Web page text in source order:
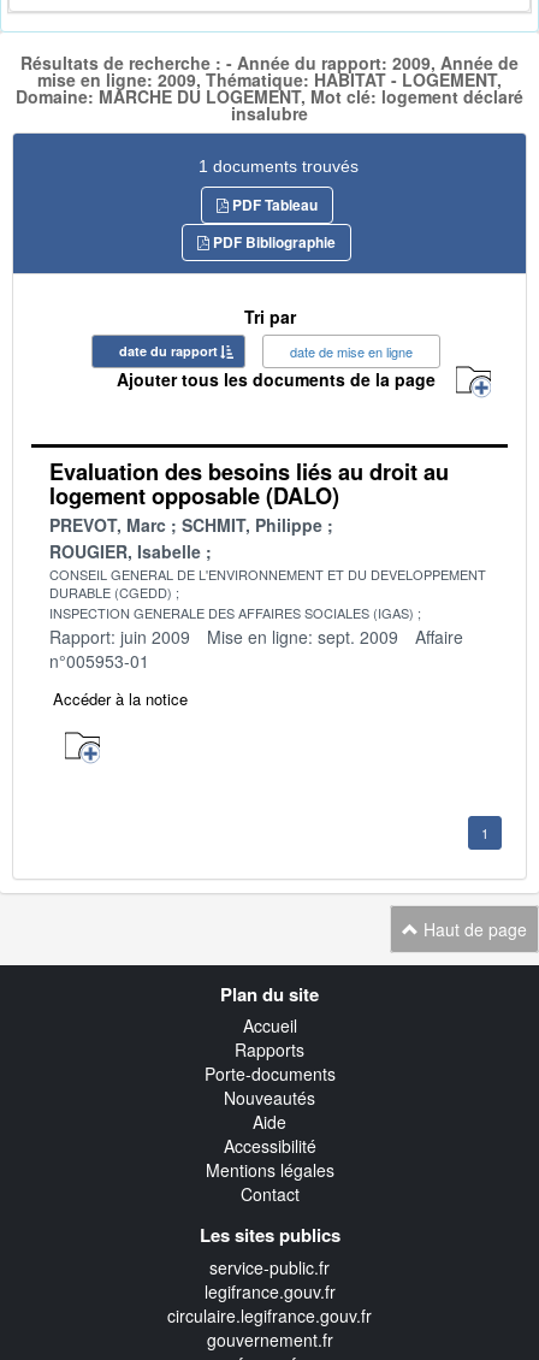
Résultats de recherche : - Année du rapport: 2009, Année de
mise en ligne: 2009, Thématique: HABITAT - LOGEMENT,
Domaine: MARCHE DU LOGEMENT, Mot clé: logement déclaré
insalubre
1 documents trouvés
PDF Tableau
PDF Bibliographie
Tri par
date du rapport date de mise en ligne
Ajouter tous les documents de la page
Evaluation des besoins liés au droit au
logement opposable (DALO)
PREVOT, Marc
SCHMIT, Philippe
ROUGIER, Isabelle
CONSEIL GENERAL DE L'ENVIRONNEMENT ET DU DEVELOPPEMENT
DURABLE (CGEDD)
INSPECTION GENERALE DES AFFAIRES SOCIALES (IGAS)
Rapport: juin 2009 Mise en ligne: sept. 2009
Affaire
n°005953-01
Accéder à la notice
1
Haut de page
Plan du site
Accueil
Rapports
Porte-documents
Nouveautés
Aide
Accessibilité
Mentions légales
Contact
Les sites publics
service-public.fr
legifrance.gouv.fr
circulaire.legifrance.gouv.fr
gouvernement.fr